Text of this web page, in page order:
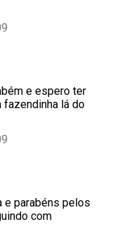
e espero ter
fazendinha lá do
e parabéns pelos
com